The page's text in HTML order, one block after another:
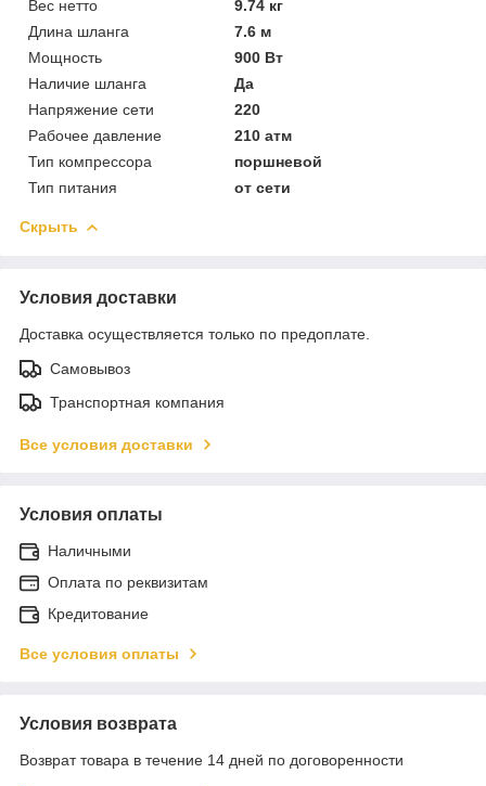
Вес нетто
9.74 кг
Длина шланга
7.6 м
Мощность
900 Вт
Наличие шланга
Да
Напряжение сети
220
Рабочее давление
210 атм
Тип компрессора
поршневой
Тип питания
от сети
Скрыть
Условия доставки
Доставка осуществляется только по предоплате.
Самовывоз
Транспортная компания
Все условия доставки
Условия оплаты
Наличными
Оплата по реквизитам
Кредитование
Все условия оплаты
Условия возврата
Возврат товара в течение 14 дней по договоренности